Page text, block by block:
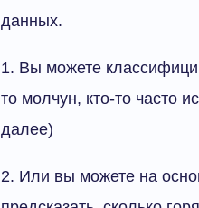
данных.
1. Вы можете
то молчун, кто-то часто
далее)
2. Или вы можете на